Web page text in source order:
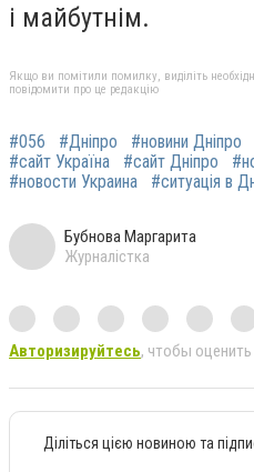
і майбутнім.
Якщо ви помітили помилку, виділіть
повідомити про це редакцію
#056 #Дніпро #новини Дніпро
#сайт Україна
#сайт Дніпро
#новости Украина
#ситуація в
Бубнова Маргарита
Журналістка
Авторизируйтесь, чтобы оценить
Діліться цією новиною та